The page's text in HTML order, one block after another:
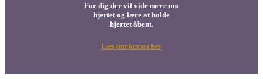
For dig der vil vide mere om
hjertet og lære at holde
hjertet åbent.
Læs om kurset her